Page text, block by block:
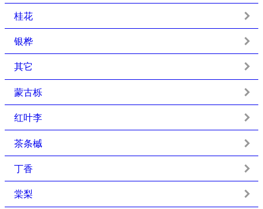
桂花
银桦
其它
蒙古栎
红叶李
茶条槭
丁香
棠梨